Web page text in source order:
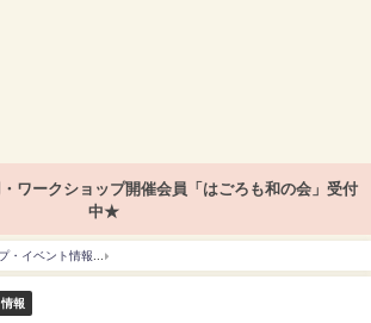
ワークショップ開催会員「はごろも和の会」受付
中★
・イベント情報
報